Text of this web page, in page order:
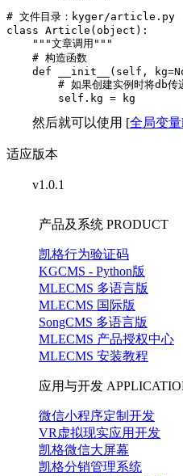
# 文件目录：kyger/article.py
class Article(object):
    """文章调用"""
    # 构造函数
def __init__(self,
# 如果创建实例时将db传
        self.kg = kg
然后就可以使用 [全局变
适应版本
v1.0.1
产品及系统 PRODUCT
凯格行为验证码
KGCMS - Python版
MLECMS 多语言版
MLECMS 国际版
SongCMS 多语言版
MLECMS 产品授权中心
MLECMS 安装教程
应用与开发
微信小程序定制开发
VR虚拟现实应用开发
凯格微信大屏幕
凯格分销管理系统